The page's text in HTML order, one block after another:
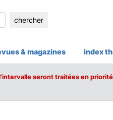
chercher
& magazines index
seront traitées en